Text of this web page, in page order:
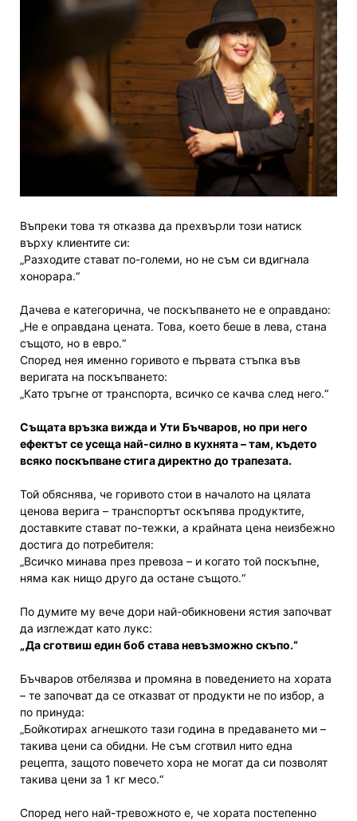
Въпреки това тя отказва да прехвърли този натиск
върху клиентите си:
„Разходите стават по-големи, но не съм си вдигнала
хонорара.“
Дачева е категорична, че поскъпването не е оправдано:
„Не е оправдана цената. Това, което беше в лева, стана
същото, но в евро.“
Според нея именно горивото е първата стъпка във
веригата на поскъпването:
„Като тръгне от транспорта, всичко се качва след него.“
Същата връзка вижда и Ути Бъчваров, но при него
ефектът се усеща най-силно в кухнята – там, където
всяко поскъпване стига директно до трапезата.
Той обяснява, че горивото стои в началото на цялата
ценова верига – транспортът оскъпява продуктите,
доставките стават по-тежки, а крайната цена неизбежно
достига до потребителя:
„Всичко минава през превоза – и когато той поскъпне,
няма как нищо друго да остане същото.“
По думите му вече дори най-обикновени ястия започват
да изглеждат като лукс:
„Да сготвиш един боб става невъзможно скъпо.“
Бъчваров отбелязва и промяна в поведението на хората
– те започват да се отказват от продукти не по избор, а
по принуда:
„Бойкотирах агнешкото тази година в предаването ми –
такива цени са обидни. Не съм сготвил нито една
рецепта, защото повечето хора не могат да си позволят
такива цени за 1 кг месо.“
Според него най-тревожното е, че хората постепенно